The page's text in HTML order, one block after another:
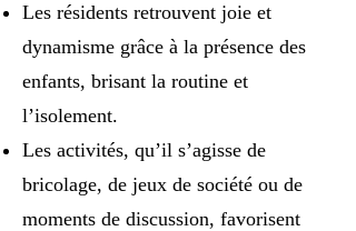
Les résidents retrouvent joie et
dynamisme grâce à la présence des
enfants, brisant la routine et
l’isolement.
Les activités, qu’il s’agisse de
bricolage, de jeux de société ou de
moments de discussion, favorisent